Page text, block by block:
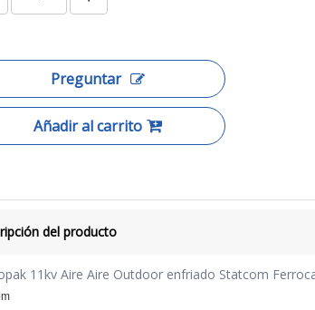
Preguntar
Añadir al carrito
del producto
11kv Aire Aire Outdoor enfriado Statcom